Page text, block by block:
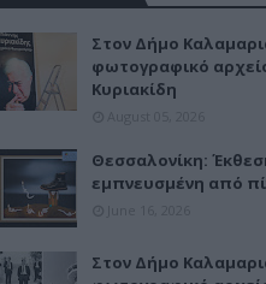
Στον Δήμο
φωτογραφικό
Κυριακίδη
Θεσσαλονίκη:
εμπνευσμένη από
Στον Δήμο